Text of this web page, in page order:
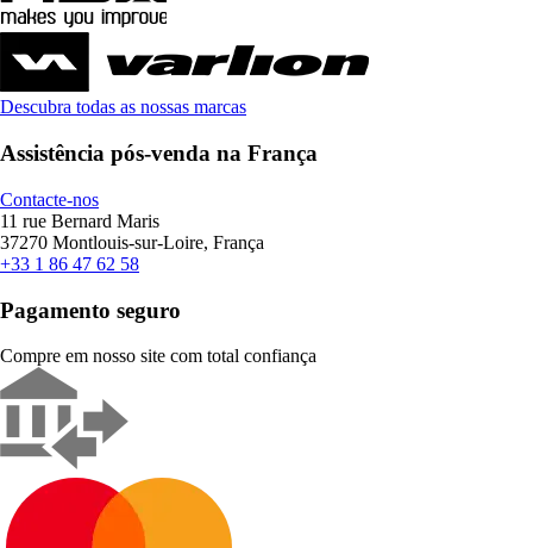
Descubra todas as nossas marcas
Assistência pós-venda na França
Contacte-nos
11 rue Bernard Maris
37270 Montlouis-sur-Loire, França
+33 1 86 47 62 58
Pagamento seguro
Compre em nosso site com total confiança